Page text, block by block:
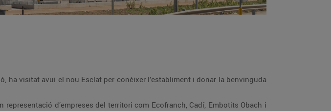
ha visitat avui el nou Esclat per conèixer l’establiment i donar la benvinguda
d’empreses del territori com Ecofranch, Cadí, Embotits Obach i